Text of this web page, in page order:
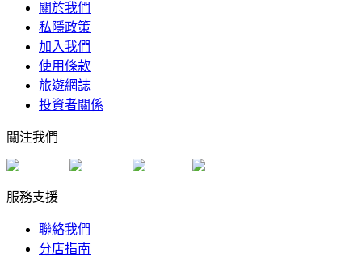
關於我們
私隱政策
加入我們
使用條款
旅遊網誌
投資者關係
關注我們
服務支援
聯絡我們
分店指南